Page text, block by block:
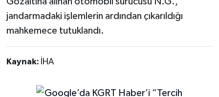
jandarmadaki işlemlerin ardından çıkarıldığı
mahkemece tutuklandı.
Kaynak: İHA